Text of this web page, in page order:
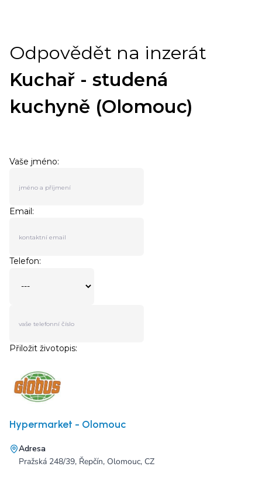
Hypermarket - Olomouc
Adresa
Pražská 248/39, Řepčín, Olomouc, CZ